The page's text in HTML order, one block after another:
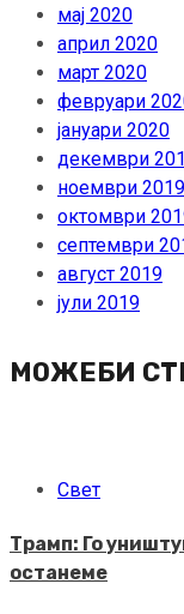
мај 2020
април 2020
март 2020
февруари
јануари 2020
декември
ноември 2019
октомври
септември
август 2019
јули 2019
МОЖЕБИ
Свет
Трамп: Го
останеме